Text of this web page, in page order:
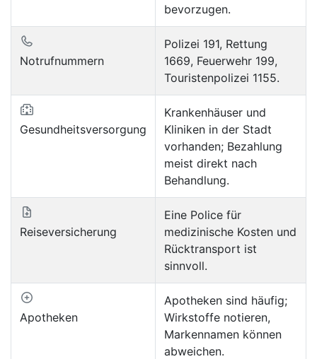
bevorzugen.
Notrufnummern
Polizei 191, Rettung
1669, Feuerwehr 199,
Touristenpolizei 1155.
Gesundheitsversorgung
Krankenhäuser und
Kliniken in der Stadt
vorhanden; Bezahlung
meist direkt nach
Behandlung.
Reiseversicherung
Eine Police für
medizinische Kosten und
Rücktransport ist
sinnvoll.
Apotheken
Apotheken sind häufig;
Wirkstoffe notieren,
Markennamen können
abweichen.